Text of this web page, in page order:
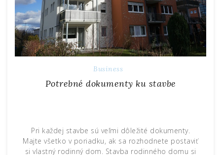
Business
Potrebné dokumenty ku stavbe
Pri každej stavbe sú veľmi dôležité dokumenty.
Majte všetko v poriadku, ak sa rozhodnete postaviť
si vlastný rodinný dom. Stavba rodinného domu si